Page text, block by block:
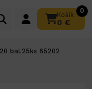
Košík
0
0 €
bal.25ks 65202